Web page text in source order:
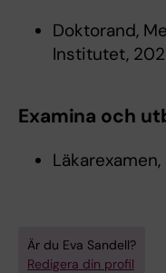
Doktorand,
Institutet,
Examina och
Är du Eva Sandell?
Redigera din profil